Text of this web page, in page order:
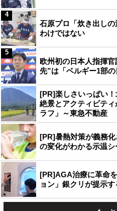
石原プロ「炊き出し
わけではない
4
欧州初の日本人指揮
先”は「ベルギー1部
5
[PR]楽しさいっぱい
絶景とアクティビテ
ラフ」～東急不動産
[PR]暑熱対策が義務
の変化がわかる示温
[PR]AGA治療に革命
ョン」銀クリが提示